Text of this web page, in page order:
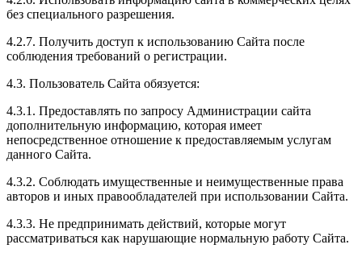
без специального разрешения.
4.2.7. Получить доступ к использованию Сайта после
соблюдения требований о регистрации.
4.3. Пользователь Сайта обязуется:
4.3.1. Предоставлять по запросу Администрации сайта
дополнительную информацию, которая имеет
непосредственное отношение к предоставляемым услугам
данного Сайта.
4.3.2. Соблюдать имущественные и неимущественные права
авторов и иных правообладателей при использовании Сайта.
4.3.3. Не предпринимать действий, которые могут
рассматриваться как нарушающие нормальную работу Сайта.